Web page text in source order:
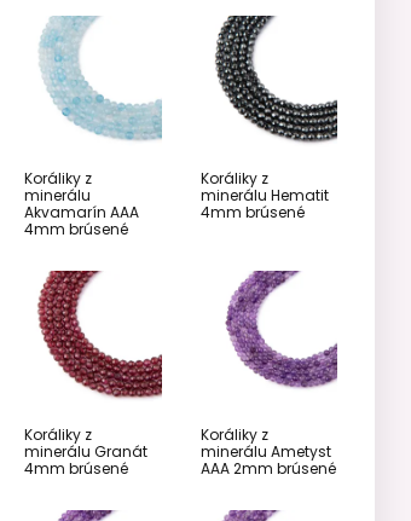
Koráliky z
minerálu
Akvamarín AAA
4mm brúsené
Koráliky z
minerálu Hematit
4mm brúsené
Koráliky z
minerálu Granát
4mm brúsené
Koráliky z
minerálu Ametyst
AAA 2mm brúsené